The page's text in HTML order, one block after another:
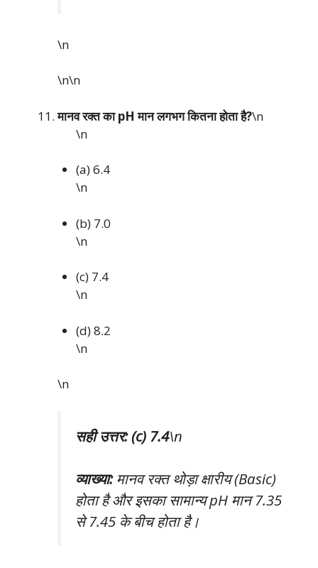
\n
\n\n
मानव रक्त का pH मान लगभग कितना होता है?\n
\n
(a) 6.4
\n
(b) 7.0
\n
(c) 7.4
\n
(d) 8.2
\n
\n
सही उत्तर: (c) 7.4\n
व्याख्या:मानव रक्त थोड़ा क्षारीय (Basic)
होता है और इसका सामान्य pH मान 7.35
से 7.45 के बीच होता है।